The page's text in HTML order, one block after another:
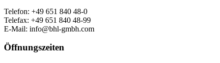
Telefon: +49 651 840 48-0
Telefax: +49 651 840 48-99
E-Mail: info@bhl-gmbh.com
Öffnungszeiten